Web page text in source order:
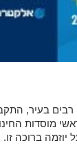
רבים בעיר,
מוסדות
ברוכה זו.